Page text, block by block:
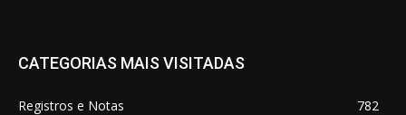
CATEGORIAS MAIS VISITADAS
Registros e Notas
782